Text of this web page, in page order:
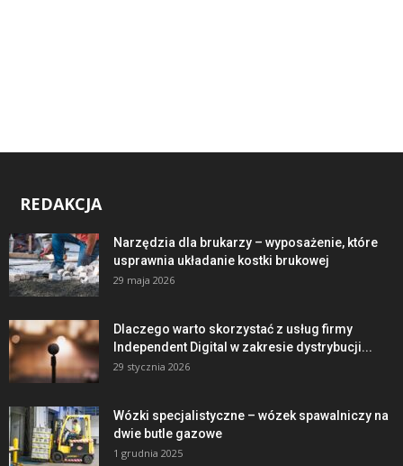
REDAKCJA
Narzędzia dla brukarzy – wyposażenie, które
usprawnia układanie kostki brukowej
29 maja 2026
Dlaczego warto skorzystać z usług firmy
Independent Digital w zakresie dystrybucji...
29 stycznia 2026
Wózki specjalistyczne – wózek spawalniczy na
dwie butle gazowe
1 grudnia 2025